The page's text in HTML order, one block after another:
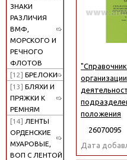
ЗНАКИ
РАЗЛИЧИЯ
ВМФ,
МОРСКОГО И
РЕЧНОГО
ФЛОТОВ
[12] БРЕЛОКИ
[13] БЛЯХИ И
ПРЯЖКИ К
РЕМНЯМ
[14] ЛЕНТЫ
ОРДЕНСКИЕ
МУАРОВЫЕ,
ВОП С ЛЕНТОЙ
положения
26070095
Дата